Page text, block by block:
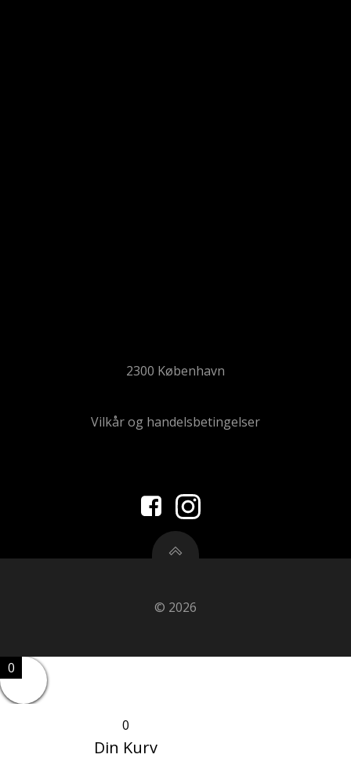
2300 København
Vilkår og handelsbetingelser
© 2026
0
0
Din Kurv